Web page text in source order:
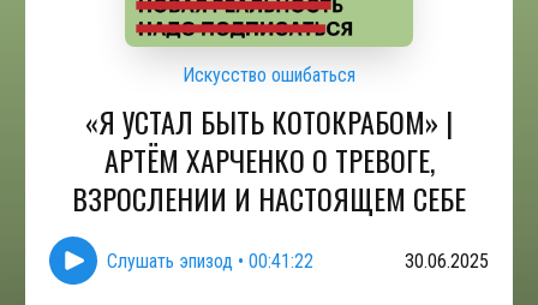
Искусство ошибаться
«Я УСТАЛ БЫТЬ КОТОКРАБОМ» |
АРТЁМ ХАРЧЕНКО О ТРЕВОГЕ,
ВЗРОСЛЕНИИ И НАСТОЯЩЕМ СЕБЕ
Слушать эпизод • 00:41:22 30.06.2025